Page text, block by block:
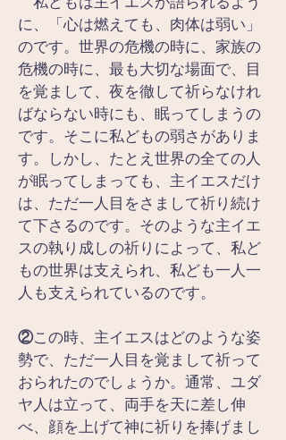
に、「心は燃えても、肉体は弱い」
のです。世界の危機の時に、家族の
危機の時に、最も大切な場面で、目
を覚まして、夜を徹して祈らなけれ
ばならない時にも、眠ってしまうの
です。そこに私どもの弱さがありま
す。しかし、たとえ世界の全ての人
が眠ってしまっても、主イエスだけ
は、ただ一人目をさまして祈り続け
て下さるのです。そのような主イエ
スの執り成しの祈りによって、私ど
もの世界は支えられ、私ども一人一
人も支えられているのです。
②この時、主イエスはどのような姿
勢で、ただ一人目を覚まして祈って
おられたのでしょうか。通常、ユダ
ヤ人は立って、両手を天に差し伸
べ、顔を上げて神に祈りを捧げまし